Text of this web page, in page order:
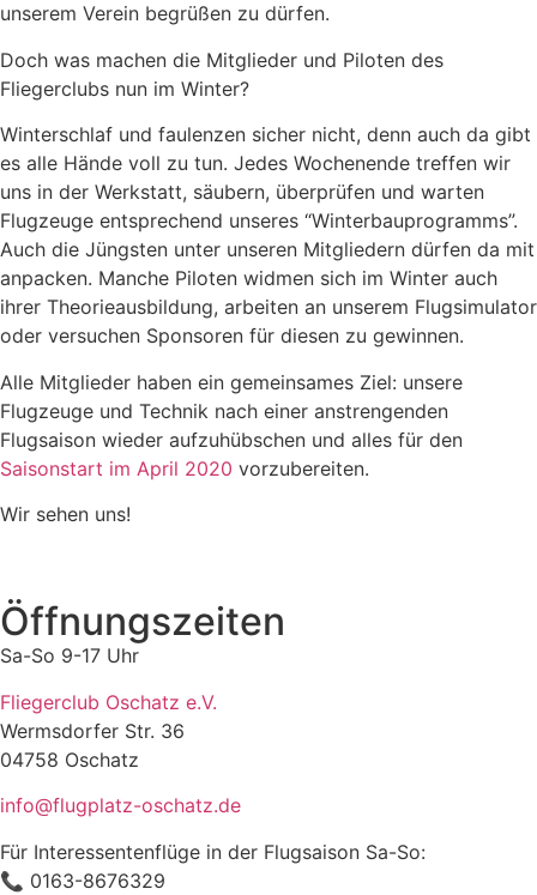
unserem Verein begrüßen zu dürfen.
Doch was machen die Mitglieder und Piloten des
Fliegerclubs nun im Winter?
Winterschlaf und faulenzen sicher nicht, denn auch da gibt
es alle Hände voll zu tun. Jedes Wochenende treffen wir
uns in der Werkstatt, säubern, überprüfen und warten
Flugzeuge entsprechend unseres “Winterbauprogramms”.
Auch die Jüngsten unter unseren Mitgliedern dürfen da mit
anpacken. Manche Piloten widmen sich im Winter auch
ihrer Theorieausbildung, arbeiten an unserem Flugsimulator
oder versuchen Sponsoren für diesen zu gewinnen.
Alle Mitglieder haben ein gemeinsames Ziel: unsere
Flugzeuge und Technik nach einer anstrengenden
Flugsaison wieder aufzuhübschen und alles für den
Saisonstart im April 2020 vorzubereiten.
Wir sehen uns!
Öffnungszeiten
Sa-So 9-17 Uhr
Fliegerclub Oschatz e.V.
Wermsdorfer Str. 36
04758 Oschatz
info@flugplatz-oschatz.de
Für Interessentenflüge in der Flugsaison Sa-So:
📞 0163-8676329